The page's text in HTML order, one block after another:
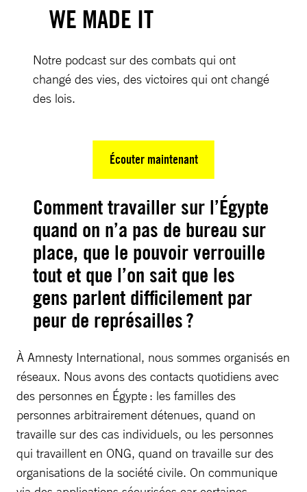
WE MADE IT
Notre podcast sur des combats qui ont
changé des vies, des victoires qui ont changé
des lois.
Écouter maintenant
Comment travailler sur l’Égypte
quand on n’a pas de bureau sur
place, que le pouvoir verrouille
tout et que l’on sait que les
gens parlent difficilement par
peur de représailles ?
À Amnesty International, nous sommes organisés en
réseaux. Nous avons des contacts quotidiens avec
des personnes en Égypte : les familles des
personnes arbitrairement détenues, quand on
travaille sur des cas individuels, ou les personnes
qui travaillent en ONG, quand on travaille sur des
organisations de la société civile. On communique